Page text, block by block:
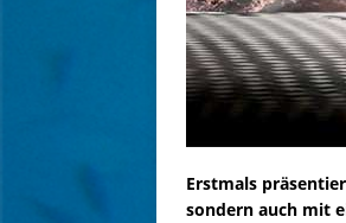
Erstmals
sondern auch mit